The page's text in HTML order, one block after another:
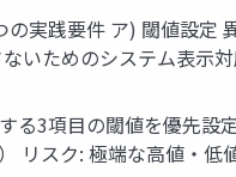
実践要件 ア) 閾値設定
いためのシステム表示
る3項目の閾値を優先設
リスク: 極端な高値・